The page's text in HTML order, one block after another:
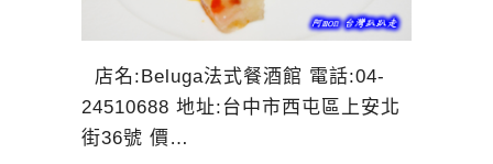
店名:Beluga法式餐酒館 電話:04-
24510688 地址:台中市西屯區上安北
街36號 價…